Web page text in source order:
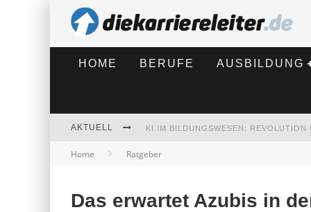
HOME BERUFE AUSBILDUNG
AKTUELL
BEWERBEN 2026: WAS SICH
Home Ratgeber
Das erwartet Azubis in